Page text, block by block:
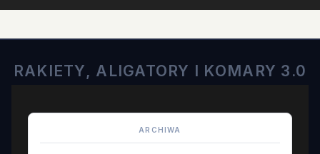
RAKIETY, ALIGATORY I KOMARY 3.0
ARCHIWA